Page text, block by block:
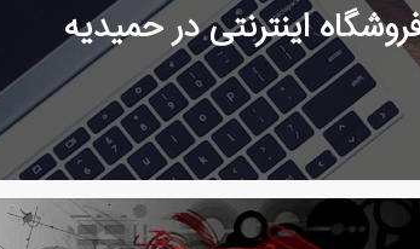
اینترنتی در حمیدیه